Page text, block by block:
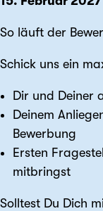
So läuft der
Schick uns ein
Dir und Deiner
Deinem
Bewerbung
Ersten
mitbringst
Solltest Du Dich